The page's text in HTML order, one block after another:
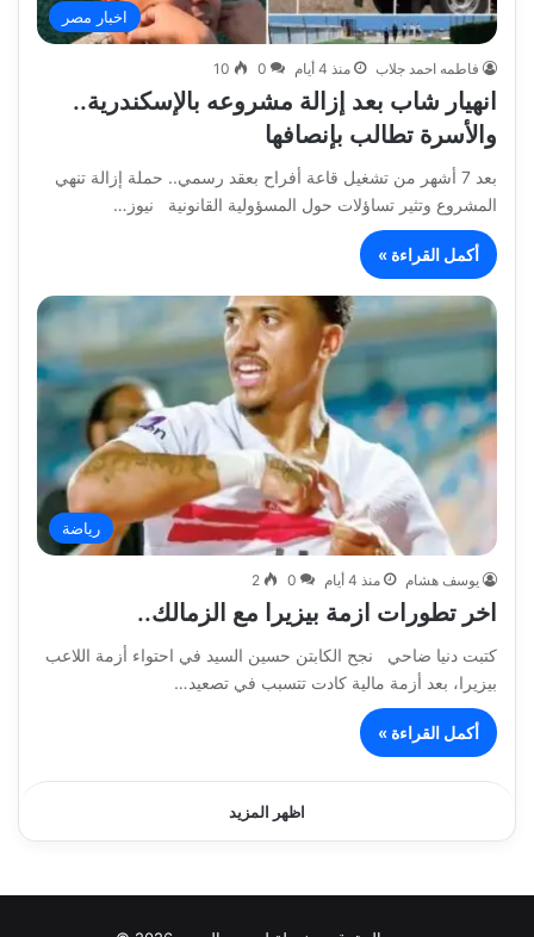
اخبار مصر
فاطمه احمد جلاب منذ 4 أيام 0
10
انهيار شاب بعد إزالة مشروعه بالإسكندرية..
والأسرة تطالب بإنصافها
بعد 7 أشهر من تشغيل قاعة أفراح بعقد رسمي.. حملة إزالة تنهي
المشروع وتثير تساؤلات حول المسؤولية القانونية نيوز…
أكمل القراءة »
رياضة
يوسف هشام منذ 4 أيام 0
2
اخر تطورات ازمة بيزيرا مع الزمالك..
كتبت دنيا ضاحي نجح الكابتن حسين السيد في احتواء أزمة اللاعب
بيزيرا، بعد أزمة مالية كادت تتسبب في تصعيد…
أكمل القراءة »
اظهر المزيد